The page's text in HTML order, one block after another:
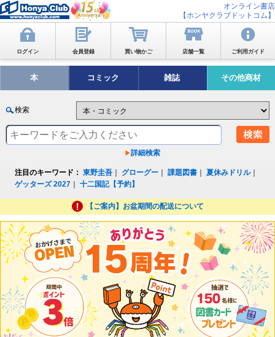
オンライン書店
【ホンヤクラブドットコム】
ログイン 会員登録 買い物かご 店舗一覧 ご利用ガイド
本 コミック 雑誌 その他商材
検索
詳細検索
注目のキーワード： 東野圭吾 グローグー ｜課題図書 ｜夏休みドリル｜
ゲッターズ 2027 ｜十二国記【予約】
【ご案内】お盆期間の配送について